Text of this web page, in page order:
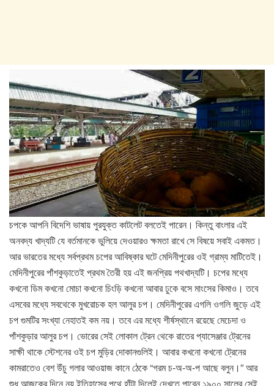
চপকে আপনি বিদেশি ভাষায় পুরযুক্ত কাটলেট বলতেই পারেন। কিন্তু বাংলার এই
অনবদ্য খাদ্যটি যে বর্তমানকে ভুলিয়ে দেওয়ারও ক্ষমতা রাখে সে বিষয়ে সবাই একমত।
আর ভারতের মধ্যে সর্বপ্রথম চপের আবিষ্কার ঘটে মেদিনীপুরের ওই গ্রাম্য মাটিতেই।
মেদিনীপুরের পাঁশকুড়াতেই প্রথম তৈরী হয় এই জনপ্রিয় পথখাদ্যটি। চপের মধ্যে
কখনো ডিম কখনো মোচা কখনো চিংড়ি কখনো আবার ঢুকে বসে মাংসের কিমা‌ও। তবে
এসবের মধ্যে সবথেকে মুখরোচক হল আলুর চপ। মেদিনীপুরের এগলি ওগলি জুড়ে এই
চপ গুমটির সংখ্যা নেহাতই কম নয়। তবে এর মধ্যে শীর্ষস্থানে রয়েছে মেচেদা ও
পাঁশকুড়ার আলুর চপ। ভোরের সেই লোকাল ট্রেন থেকে রাতের প্যাসেঞ্জার ট্রেনের
সাক্ষী থাকে স্টেশনের ওই চপ মুড়ির দোকানগুলিই। আবার কখনো কখনো ট্রেনের
কামরাতেও বেশ উঁচু গলার আওয়াজ কানে ঠেকে “গরম চ-অ-অ-প আছে বলুন।” ‌আর